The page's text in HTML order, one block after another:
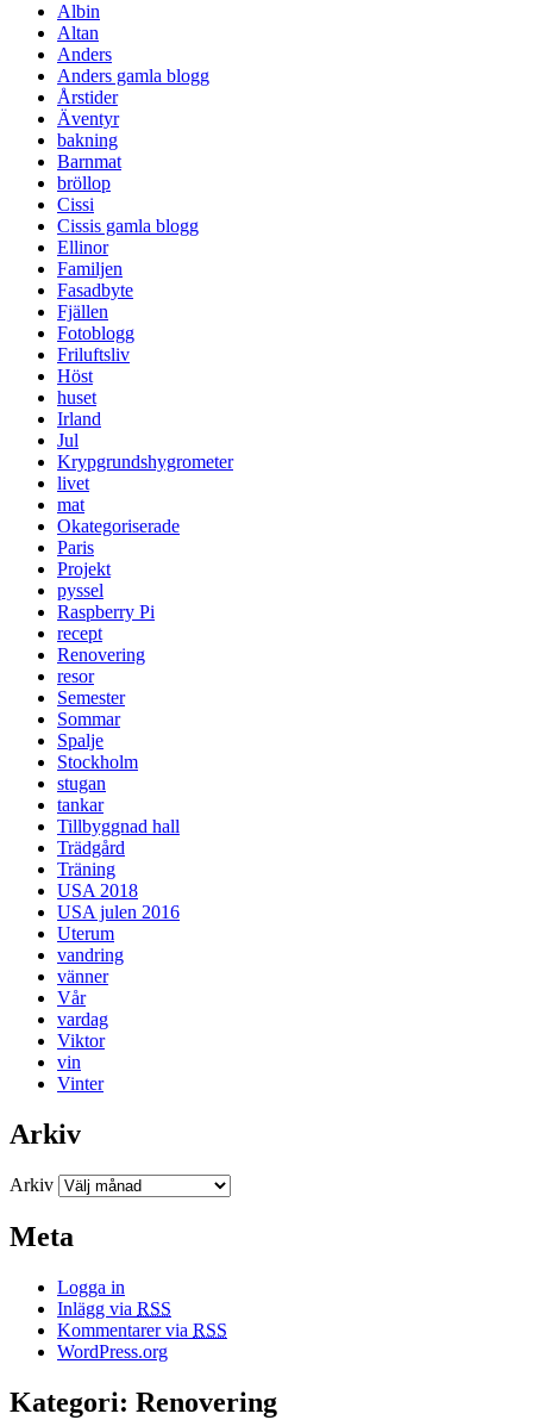
Albin
Altan
Anders
Anders gamla blogg
Årstider
Äventyr
bakning
Barnmat
bröllop
Cissi
Cissis gamla blogg
Ellinor
Familjen
Fasadbyte
Fjällen
Fotoblogg
Friluftsliv
Höst
huset
Irland
Jul
Krypgrundshygrometer
livet
mat
Okategoriserade
Paris
Projekt
pyssel
Raspberry Pi
recept
Renovering
resor
Semester
Sommar
Spalje
Stockholm
stugan
tankar
Tillbyggnad hall
Trädgård
Träning
USA 2018
USA julen 2016
Uterum
vandring
vänner
Vår
vardag
Viktor
vin
Vinter
Arkiv
Arkiv
Meta
Logga in
Inlägg via RSS
Kommentarer via RSS
WordPress.org
Kategori: Renovering